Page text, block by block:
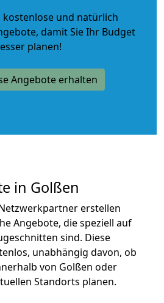
kostenlose und natürlich
, damit Sie Ihr Budget
planen!
Angebote erhalten
in Golßen
erstellen
Angebote, die speziell auf
sind. Diese
unabhängig davon, ob
von Golßen oder
Standorts planen.